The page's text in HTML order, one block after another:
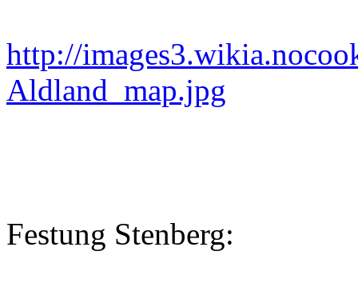
http://
Aldland_map.jpg
Festung Stenberg: